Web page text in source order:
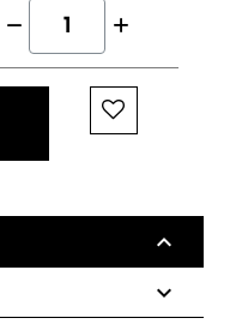
expand_less
expand_more